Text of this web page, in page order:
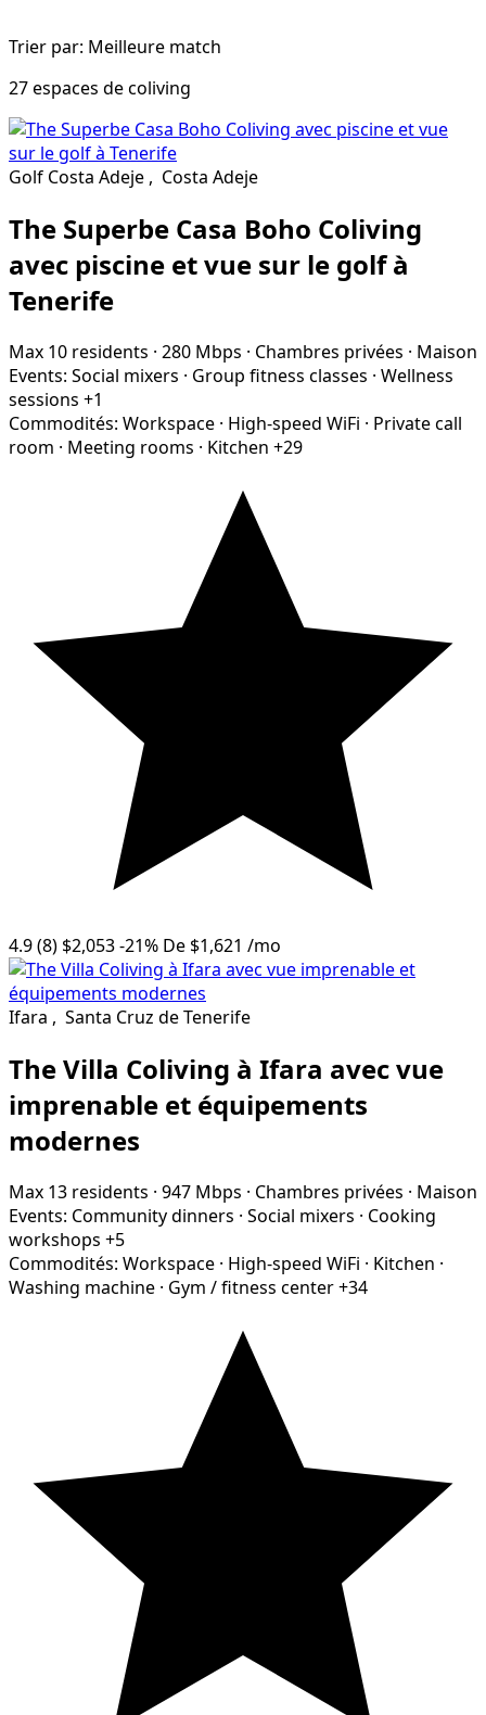
Trier par: Meilleure match
27 espaces de coliving
Golf Costa Adeje , Costa Adeje
The Superbe Casa Boho Coliving
avec piscine et vue sur le golf à
Tenerife
Max 10 residents · 280 Mbps · Chambres privées · Maison
Events: Social mixers · Group fitness classes · Wellness
sessions +1
Commodités: Workspace · High-speed WiFi · Private call
room · Meeting rooms · Kitchen +29
4.9(8) $2,053-21% De $1,621 /mo
Ifara , Santa Cruz de Tenerife
The Villa Coliving à Ifara avec vue
imprenable et équipements
modernes
Max 13 residents · 947 Mbps · Chambres privées · Maison
Events: Community dinners · Social mixers · Cooking
workshops +5
Commodités: Workspace · High-speed WiFi · Kitchen ·
Washing machine · Gym / fitness center+34